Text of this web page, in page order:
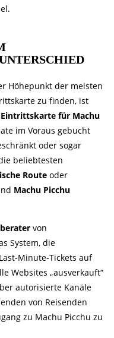
Höhepunkt der meisten
zu finden, ist
Eintrittskarte für Machu
im Voraus gebucht
oder sogar
beliebtesten
Route oder
Machu Picchu
von
System, die
Minute-Tickets auf
Websites „ausverkauft“
autorisierte Kanäle
von Reisenden
zu Machu Picchu zu